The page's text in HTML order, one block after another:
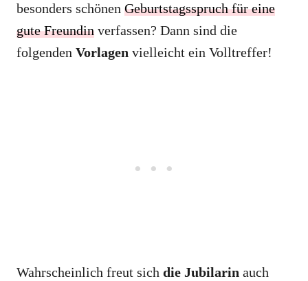
besonders schönen Geburtstagsspruch für eine
gute Freundin verfassen? Dann sind die
folgenden Vorlagen vielleicht ein Volltreffer!
Wahrscheinlich freut sich die Jubilarin auch